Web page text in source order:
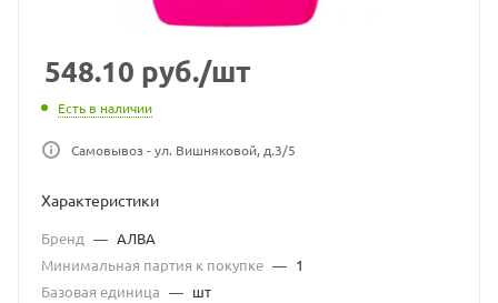
548.10 руб./шт
Есть в наличии
Самовывоз - ул. Вишняковой, д.3/5
Характеристики
Бренд — АЛВА
Минимальная партия к покупке — 1
Базовая единица — шт